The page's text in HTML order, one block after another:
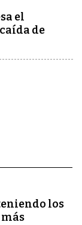
el
de
los